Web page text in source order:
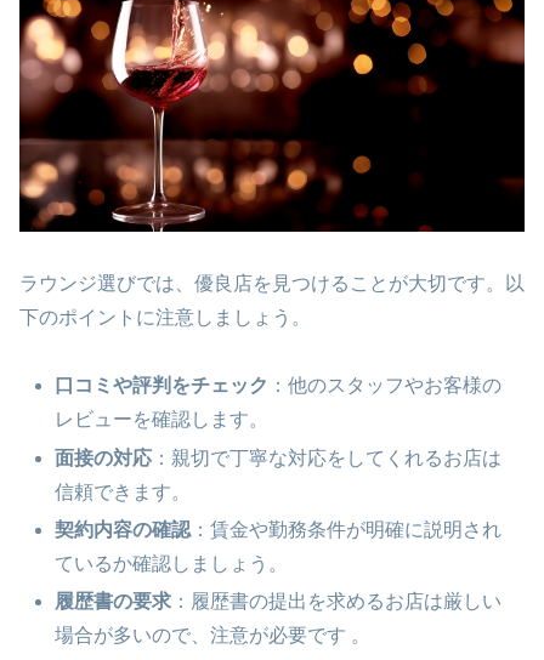
ラウンジ選びでは、優良店を見つけることが大切です。以
下のポイントに注意しましょう​。
口コミや評判をチェック ：他のスタッフやお客様の
レビューを確認します。
面接の対応 ：親切で丁寧な対応をしてくれるお店は
信頼できます。
契約内容の確認 ：賃金や勤務条件が明確に説明され
ているか確認しましょう。
履歴書の要求 ：履歴書の提出を求めるお店は厳しい
場合が多いので、注意が必要です​ ​。